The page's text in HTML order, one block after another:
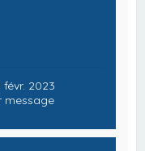
févr. 2023
message